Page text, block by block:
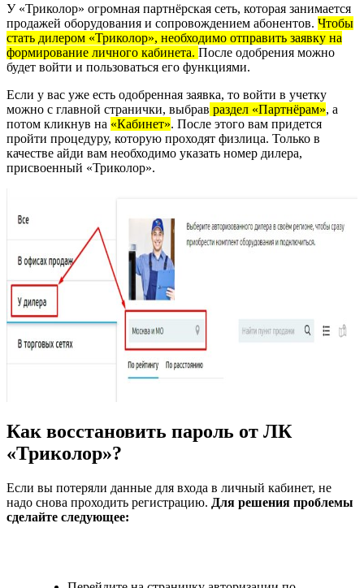
У «Триколор» огромная партнёрская сеть, которая занимается
продажей оборудования и сопровождением абонентов. Чтобы
стать дилером «Триколор», необходимо отправить заявку на
формирование личного кабинета. После одобрения можно
будет войти и пользоваться его функциями.
Если у вас уже есть одобренная заявка, то войти в учетку
можно с главной странички, выбрав раздел «Партнёрам», а
потом кликнув на «Кабинет». После этого вам придется
пройти процедуру, которую проходят физлица. Только в
качестве айди вам необходимо указать номер дилера,
присвоенный «Триколор».
Как восстановить пароль от ЛК
«Триколор»?
Если вы потеряли данные для входа в личный кабинет, не
надо снова проходить регистрацию. Для решения проблемы
сделайте следующее: